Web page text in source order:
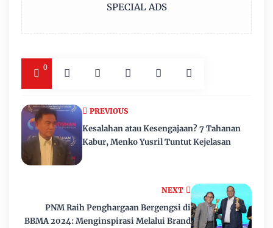
SPECIAL ADS
0
NEXT
PNM Raih Penghargaan Bergengsi di
BBMA 2024: Menginspirasi Melalui Brand
PREVIOUS
Kesalahan atau Kesengajaan? 7 Tahanan
Kabur, Menko Yusril Tuntut Kejelasan